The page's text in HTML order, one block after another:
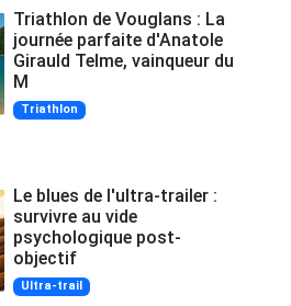
Triathlon de Vouglans : La
journée parfaite d'Anatole
Girauld Telme, vainqueur du
M
Triathlon
Le blues de l'ultra-trailer :
survivre au vide
psychologique post-
objectif
Ultra-trail